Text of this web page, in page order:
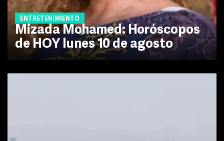
ENTRETENIMIENTO
Mizada Mohamed: Horóscopos
de HOY lunes 10 de agosto